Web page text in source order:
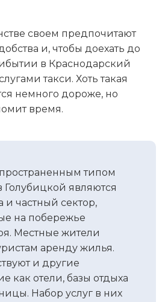
своем предпочитают
и, чтобы доехать до
в Краснодарский
такси. Хоть такая
немного дороже, но
время.
типом
являются
и частный сектор,
на побережье
Местные жители
аренду жилья.
и другие
как отели, базы отдыха
Набор услуг в них